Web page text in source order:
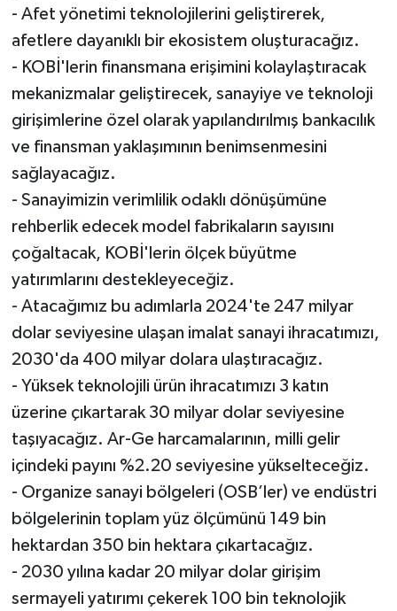
- Afet yönetimi teknolojilerini geliştirerek,
afetlere dayanıklı bir ekosistem oluşturacağız.
- KOBİ'lerin finansmana erişimini kolaylaştıracak
mekanizmalar geliştirecek, sanayiye ve teknoloji
girişimlerine özel olarak yapılandırılmış bankacılık
ve finansman yaklaşımının benimsenmesini
sağlayacağız.
- Sanayimizin verimlilik odaklı dönüşümüne
rehberlik edecek model fabrikaların sayısını
çoğaltacak, KOBİ'lerin ölçek büyütme
yatırımlarını destekleyeceğiz.
- Atacağımız bu adımlarla 2024'te 247 milyar
dolar seviyesine ulaşan imalat sanayi ihracatımızı,
2030'da 400 milyar dolara ulaştıracağız.
- Yüksek teknolojili ürün ihracatımızı 3 katın
üzerine çıkartarak 30 milyar dolar seviyesine
taşıyacağız. Ar-Ge harcamalarının, milli gelir
içindeki payını %2.20 seviyesine yükselteceğiz.
- Organize sanayi bölgeleri (OSB’ler) ve endüstri
bölgelerinin toplam yüz ölçümünü 149 bin
hektardan 350 bin hektara çıkartacağız.
- 2030 yılına kadar 20 milyar dolar girişim
sermayeli yatırımı çekerek 100 bin teknolojik